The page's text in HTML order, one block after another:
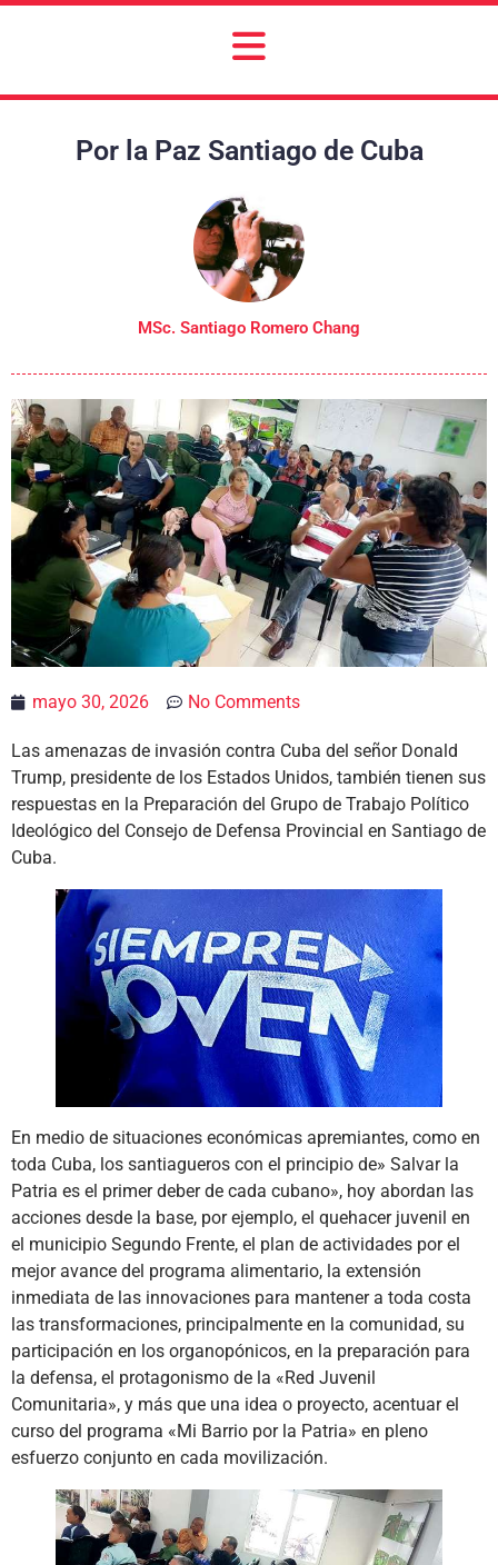
Por la Paz Santiago de Cuba
MSc. Santiago Romero Chang
mayo 30, 2026 No Comments
Las amenazas de invasión contra Cuba del señor Donald
Trump, presidente de los Estados Unidos, también tienen sus
respuestas en la Preparación del Grupo de Trabajo Político
Ideológico del Consejo de Defensa Provincial en Santiago de
Cuba.
En medio de situaciones económicas apremiantes, como en
toda Cuba, los santiagueros con el principio de» Salvar la
Patria es el primer deber de cada cubano», hoy abordan las
acciones desde la base, por ejemplo, el quehacer juvenil en
el municipio Segundo Frente, el plan de actividades por el
mejor avance del programa alimentario, la extensión
inmediata de las innovaciones para mantener a toda costa
las transformaciones, principalmente en la comunidad, su
participación en los organopónicos, en la preparación para
la defensa, el protagonismo de la «Red Juvenil
Comunitaria», y más que una idea o proyecto, acentuar el
curso del programa «Mi Barrio por la Patria» en pleno
esfuerzo conjunto en cada movilización.